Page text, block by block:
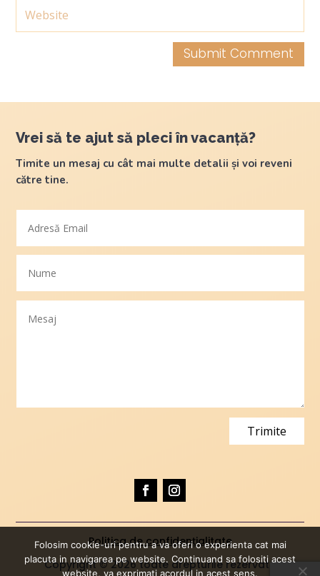
Submit Comment
Vrei să te ajut să pleci în vacanță?
Timite un mesaj cu cât mai multe detalii și voi reveni
către tine.
Trimite
Politica de confidențialitate
Copyright © 2026 toate drepturile rezervate
Folosim cookie-uri pentru a va oferi o experienta cat mai
placuta in navigarea pe website. Continuand sa folositi acest
website, va exprimati acordul in acest sens.